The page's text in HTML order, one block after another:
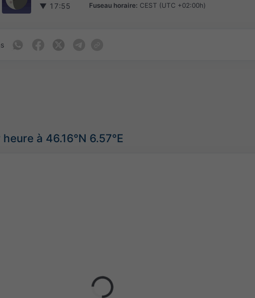
▼ 17:55
Fuseau horaire: CEST (UTC +02:00h)
à 46.16°N 6.57°E